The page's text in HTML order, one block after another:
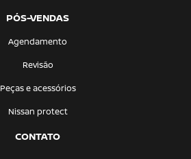
PÓS-VENDAS
Agendamento
Revisão
Peças e acessórios
Nissan protect
CONTATO